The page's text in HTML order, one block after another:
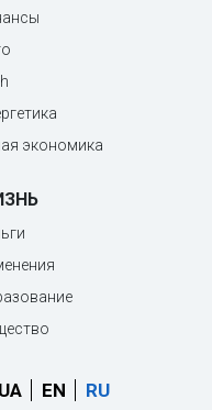
экономика
UA EN RU